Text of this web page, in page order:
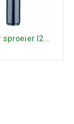
hunter sproeier I25 – HDJ HS